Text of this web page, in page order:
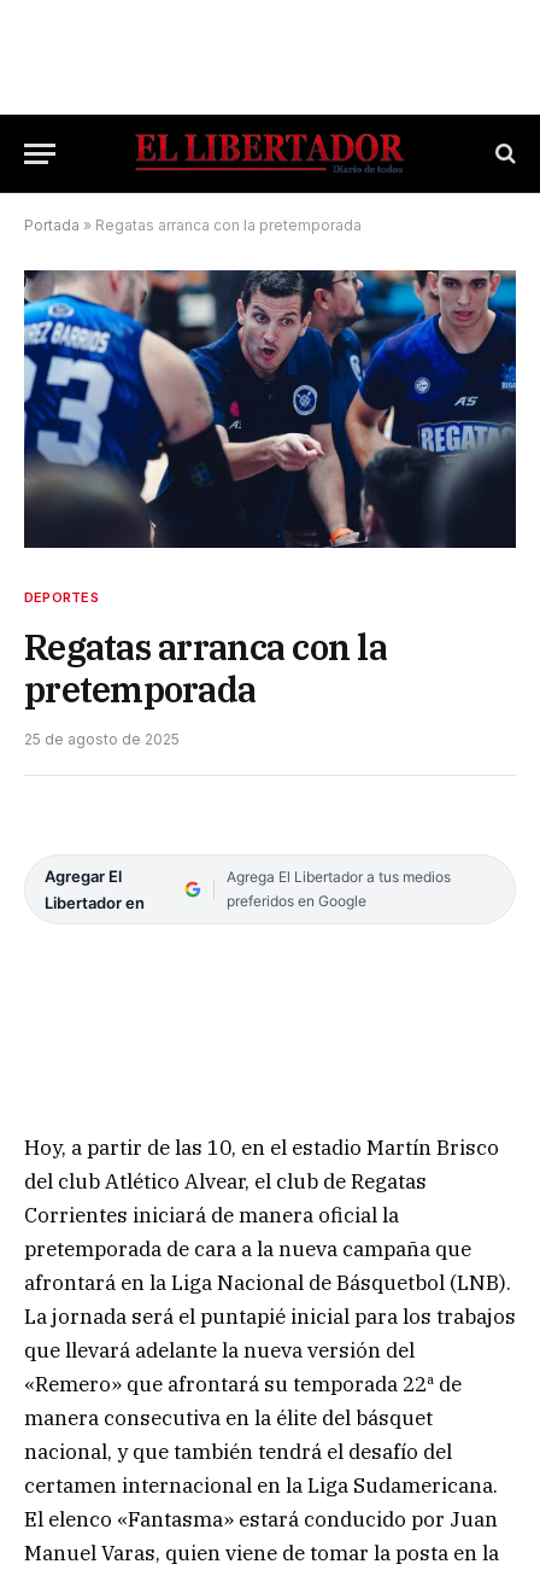
Portada » Regatas arranca con la pretemporada
DEPORTES
Regatas arranca con la
pretemporada
25 de agosto de 2025
Agregar El
Libertador en
Agrega El Libertador a tus medios
preferidos en Google
Hoy, a partir de las 10, en el estadio Martín Brisco
del club Atlético Alvear, el club de Regatas
Corrientes iniciará de manera oficial la
pretemporada de cara a la nueva campaña que
afrontará en la Liga Nacional de Básquetbol (LNB).
La jornada será el puntapié inicial para los trabajos
que llevará adelante la nueva versión del
«Remero» que afrontará su temporada 22ª de
manera consecutiva en la élite del básquet
nacional, y que también tendrá el desafío del
certamen internacional en la Liga Sudamericana.
El elenco «Fantasma» estará conducido por Juan
Manuel Varas, quien viene de tomar la posta en la